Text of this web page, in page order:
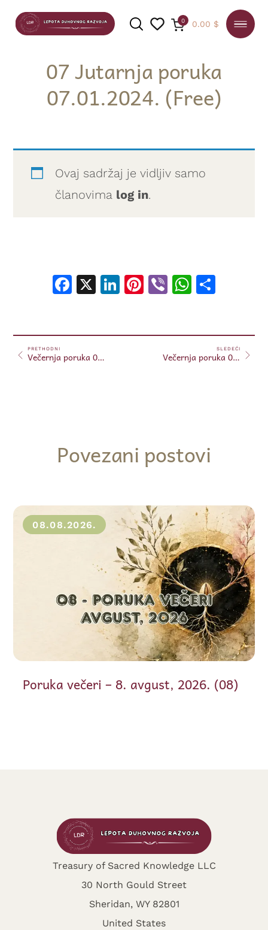
PRETRAGA
0 0.00 $
07 Jutarnja poruka
07.01.2024. (Free)
Ovaj sadržaj je vidljiv samo
članovima log in.
Facebook
X LinkedIn
Pinterest
Viber
PRETHODNI
Večernja poruka 06.01.2024.
SLEDEĆI
Večernja poruka 07.01.2024.
Povezani postovi
08.08.2026.
Poruka večeri – 8. avgust, 2026. (08)
Treasury of Sacred Knowledge LLC
30 North Gould Street
Sheridan, WY 82801
United States